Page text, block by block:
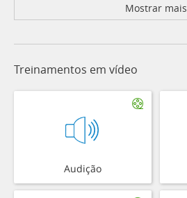
Mostrar mais
Treinamentos em vídeo
Audição